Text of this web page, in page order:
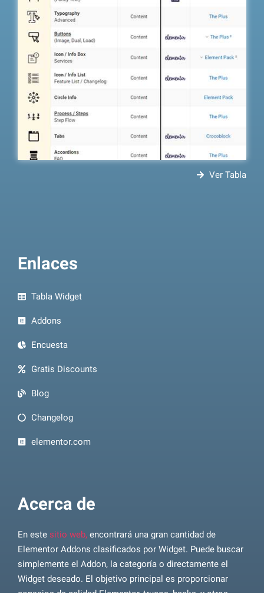
Acerca de
En este sitio web, encontrará una gran cantidad de
Elementor Addons clasificados por Widget. Puede buscar
simplemente el Addon, la categoría o directamente el
Widget deseado. El objetivo principal es proporcionar
Enlaces
Tabla Widget
Addons
Encuesta
Gratis Discounts
Blog
Changelog
elementor.com
Ver Tabla